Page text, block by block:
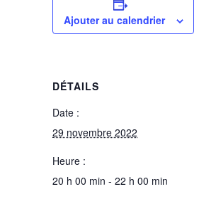
Ajouter au calendrier
DÉTAILS
Date :
29 novembre 2022
Heure :
20 h 00 min - 22 h 00 min